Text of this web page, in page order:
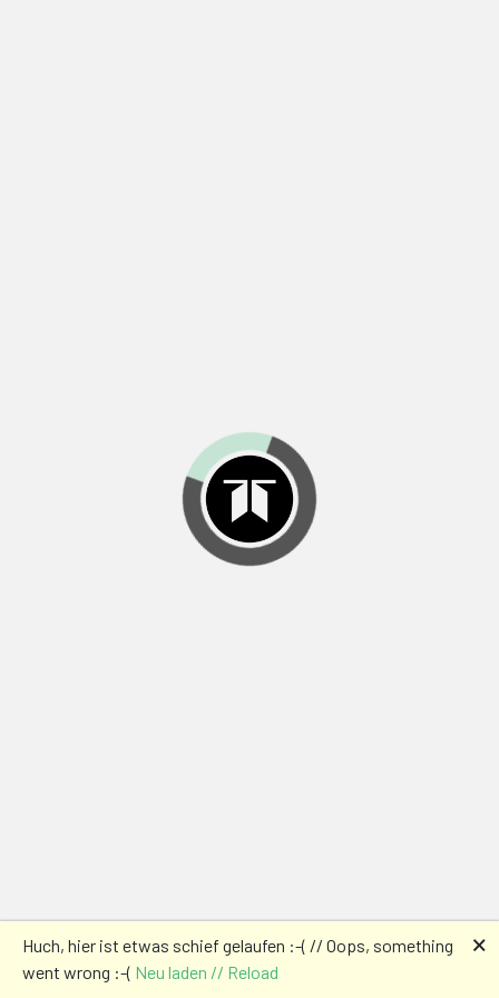
Huch, hier ist etwas schief gelaufen :-( // Oops, something
went wrong :-( Neu laden // Reload
🗙